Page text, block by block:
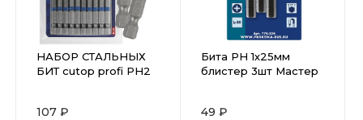
НАБОР СТАЛЬНЫХ
БИТ cutop profi РН2
107 ₽
Бита PH 1х25мм
блистер 3шт Мастер
49 ₽